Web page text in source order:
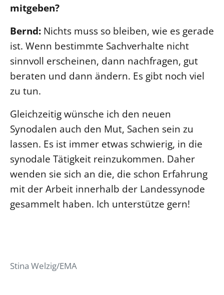
mitgeben?
Bernd: Nichts muss so bleiben, wie es gerade
ist. Wenn bestimmte Sachverhalte nicht
sinnvoll erscheinen, dann nachfragen, gut
beraten und dann ändern. Es gibt noch viel
zu tun.
Gleichzeitig wünsche ich den neuen
Synodalen auch den Mut, Sachen sein zu
lassen. Es ist immer etwas schwierig, in die
synodale Tätigkeit reinzukommen. Daher
wenden sie sich an die, die schon Erfahrung
mit der Arbeit innerhalb der Landessynode
gesammelt haben. Ich unterstütze gern!
Stina Welzig/EMA